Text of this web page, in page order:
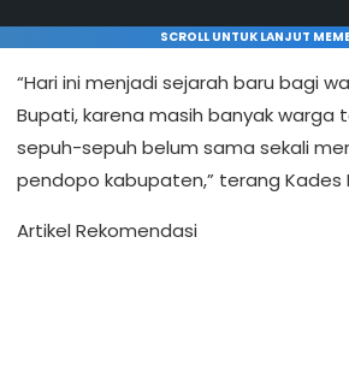
SCROLL UNTUK LANJUT
“Hari ini menjadi sejarah baru bagi
Bupati, karena masih banyak warga
sepuh-sepuh belum sama sekali
pendopo kabupaten,” terang Kades
Artikel Rekomendasi